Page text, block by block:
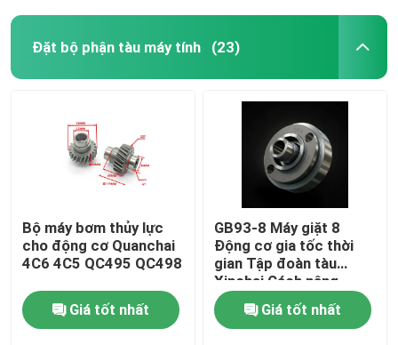
Đặt bộ phận tàu máy tính (23)
Bộ máy bơm thủy lực
cho động cơ Quanchai
4C6 4C5 QC495 QC498
Giá tốt nhất
GB93-8 Máy giặt 8
Động cơ gia tốc thời
gian Tập đoàn tàu
Xinchai Cách nâng
Giá tốt nhất